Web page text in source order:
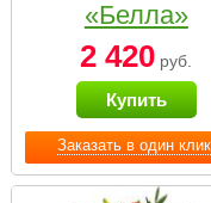
Заказать в один клик
«Белла»
2 420 руб.
Купить